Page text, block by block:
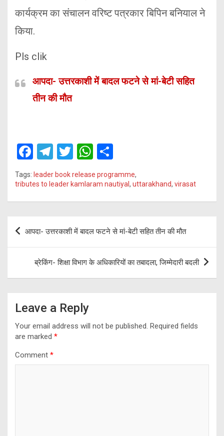
कार्यक्रम का संचालन वरिष्ट पत्रकार बिपिन बनियाल ने
किया.
Pls clik
आपदा- उत्तरकाशी में बादल फटने से मां-बेटी सहित
तीन की मौत
F
a
ce
b
o
k
T
el
e
gr
m
T
wi
tt
er
W
at
s
p
p
ar
e
Tags: leader book release programme,
tributes to leader kamlaram nautiyal, uttarakhand, virasat
Post
navigation
आपदा- उत्तरकाशी में बादल फटने से मां-बेटी सहित तीन की मौत
ब्रेकिंग- शिक्षा विभाग के अधिकारियों का तबादला, जिम्मेदारी बदली
Leave a Reply
Your email address will not be published. Required fields
are marked *
Comment *